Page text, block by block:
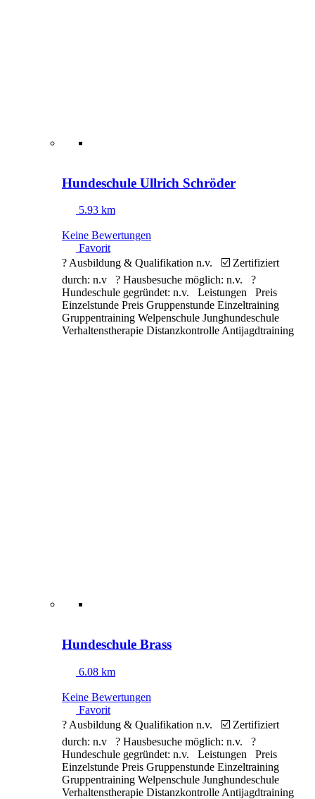
Hundeschule Ullrich Schröder
5.93 km
Keine Bewertungen
Favorit
? Ausbildung & Qualifikation n.v. ☑️ Zertifiziert
durch: n.v ? Hausbesuche möglich: n.v. ?
Hundeschule gegründet: n.v. Leistungen Preis
Einzelstunde Preis Gruppenstunde Einzeltraining
Gruppentraining Welpenschule Junghundeschule
Verhaltenstherapie Distanzkontrolle Antijagdtraining
Hundeschule Brass
6.08 km
Keine Bewertungen
Favorit
? Ausbildung & Qualifikation n.v. ☑️ Zertifiziert
durch: n.v ? Hausbesuche möglich: n.v. ?
Hundeschule gegründet: n.v. Leistungen Preis
Einzelstunde Preis Gruppenstunde Einzeltraining
Gruppentraining Welpenschule Junghundeschule
Verhaltenstherapie Distanzkontrolle Antijagdtraining